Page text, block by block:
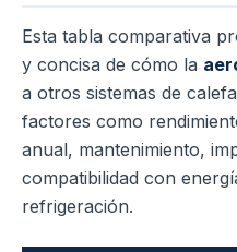
Esta tabla comparativa
y concisa de cómo la
a otros sistemas de
factores como
anual, mantenimiento,
compatibilidad con
refrigeración.